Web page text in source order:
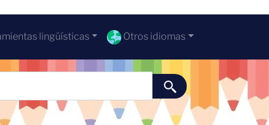
lingüísticas Otros idiomas